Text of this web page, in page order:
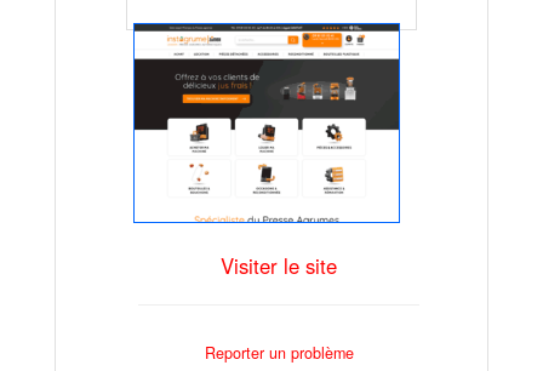
Visiter le site
Reporter un problème